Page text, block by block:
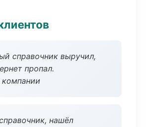
справочник выручил,
пропал.
нашёл